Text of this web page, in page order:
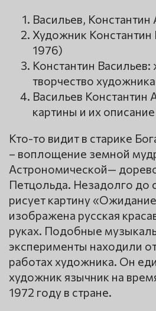
Васильев, Константин
Художник Константин
1976)
Константин Васильев:
творчество художника
Васильев Константин
картины и их описание
Кто-то видит в старике
– воплощение земной
Астрономической—
Петцольда. Незадолго до
рисует картину
изображена русская
руках. Подобные
эксперименты находили
работах художника. Он
художник язычник на
1972 году в стране.